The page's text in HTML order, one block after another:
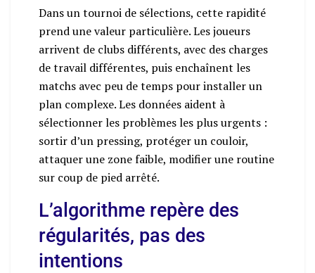
Dans un tournoi de sélections, cette rapidité
prend une valeur particulière. Les joueurs
arrivent de clubs différents, avec des charges
de travail différentes, puis enchaînent les
matchs avec peu de temps pour installer un
plan complexe. Les données aident à
sélectionner les problèmes les plus urgents :
sortir d’un pressing, protéger un couloir,
attaquer une zone faible, modifier une routine
sur coup de pied arrêté.
L’algorithme repère des
régularités, pas des
intentions